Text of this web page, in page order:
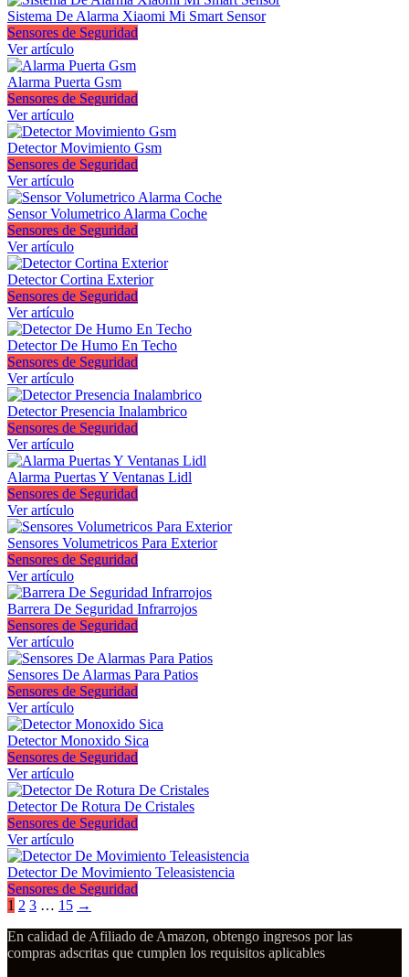
Sistema De Alarma Xiaomi Mi Smart Sensor
Sensores de Seguridad
Ver artículo
Alarma Puerta Gsm
Sensores de Seguridad
Ver artículo
Detector Movimiento Gsm
Sensores de Seguridad
Ver artículo
Sensor Volumetrico Alarma Coche
Sensores de Seguridad
Ver artículo
Detector Cortina Exterior
Sensores de Seguridad
Ver artículo
Detector De Humo En Techo
Sensores de Seguridad
Ver artículo
Detector Presencia Inalambrico
Sensores de Seguridad
Ver artículo
Alarma Puertas Y Ventanas Lidl
Sensores de Seguridad
Ver artículo
Sensores Volumetricos Para Exterior
Sensores de Seguridad
Ver artículo
Barrera De Seguridad Infrarrojos
Sensores de Seguridad
Ver artículo
Sensores De Alarmas Para Patios
Sensores de Seguridad
Ver artículo
Detector Monoxido Sica
Sensores de Seguridad
Ver artículo
Detector De Rotura De Cristales
Sensores de Seguridad
Ver artículo
Detector De Movimiento Teleasistencia
Sensores de Seguridad
1 2 3 … 15 →
En calidad de Afiliado de Amazon, obtengo ingresos por las
compras adscritas que cumplen los requisitos aplicables